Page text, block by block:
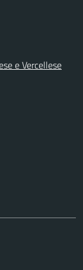
e Vercellese